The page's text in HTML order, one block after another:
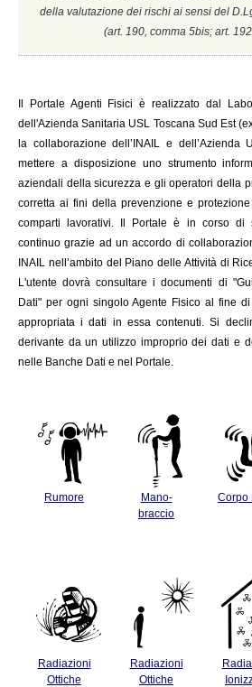
della valutazione dei rischi ai sensi del
(art. 190, comma 5bis; art.
Portale Agenti Fisici è realizzato dal
dell'Azienda Sanitaria USL Toscana Sud Est
la collaborazione dell’INAIL e
mettere a disposizione uno strumento
aziendali della sicurezza e gli operatori della
corretta ai fini della prevenzione e
comparti lavorativi. Il Portale è in corso di
continuo grazie ad un accordo di
INAIL nell’ambito del Piano delle Attività di
L'utente dovrà consultare i documenti di
Dati" per ogni singolo Agente Fisico al fine
appropriata i dati in essa contenuti. Si
derivante da un utilizzo improprio dei dati e
nelle Banche Dati e nel Portale.
Rumore
Mano-
braccio
Corpo
Radiazioni
Ottiche
Radiazioni
Ottiche